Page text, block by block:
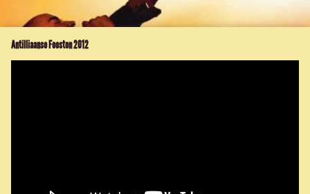
Antilliaanse Feesten 2012